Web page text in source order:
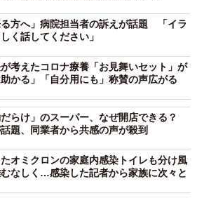
る方へ」病院担当者の訴えが話題 「イラ
く話してください」
考えたコロナ療養「お見舞いセット」が
かる」「自分用にも」称賛の声広がる
だらけ」のスーパー、なぜ開店できる？
題、同業者から共感の声が殺到
オミクロンの家庭内感染トイレも分け風
なしく…感染した記者から家族に次々と